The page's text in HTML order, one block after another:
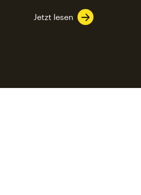
Jetzt lesen